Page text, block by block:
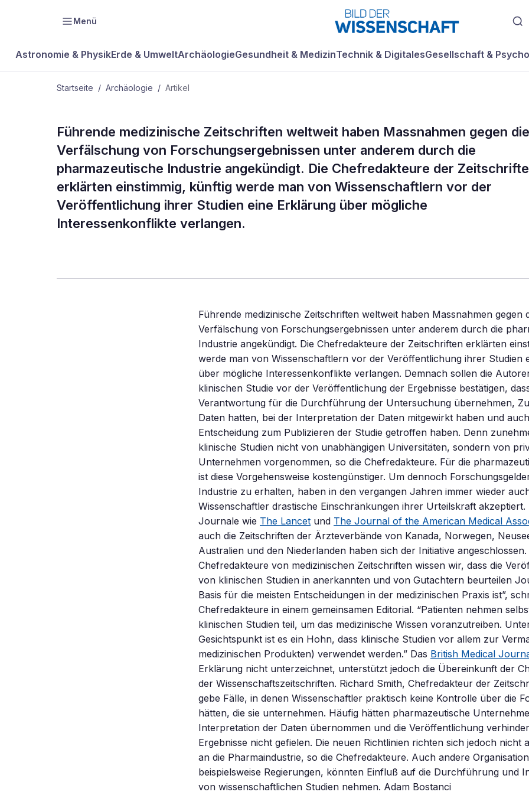
Menü
Astronomie & PhysikErde & UmweltArchäologieGesundheit & MedizinTechnik & DigitalesGesellschaft &
Startseite / Archäologie / Artikel
ARCHÄOLOGIE
Medizinische Zeitschriften
schliessen Reihen gegen
der Pharmaindustrie
Führende medizinische Zeitschriften weltweit haben Massnahmen gegen die
Verfälschung von Forschungsergebnissen unter anderem durch die
pharmazeutische Industrie angekündigt. Die Chefredakteure der
erklärten einstimmig, künftig werde man von Wissenschaftlern vor der
Veröffentlichung ihrer Studien eine Erklärung über mögliche
Interessenkonflikte verlangen.
Führende medizinische Zeitschriften weltweit haben Massnahmen gegen
Verfälschung von Forschungsergebnissen unter anderem durch die
Industrie angekündigt. Die Chefredakteure der Zeitschriften erklärten
werde man von Wissenschaftlern vor der Veröffentlichung ihrer Studien
über mögliche Interessenkonflikte verlangen. Demnach sollen die
klinischen Studie vor der Veröffentlichung der Ergebnisse bestätigen,
Verantwortung für die Durchführung der Untersuchung übernehmen,
Daten hatten, bei der Interpretation der Daten mitgewirkt haben und
Entscheidung zum Publizieren der Studie getroffen haben. Denn
klinische Studien nicht von unabhängigen Universitäten, sondern von
Unternehmen vorgenommen, so die Chefredakteure. Für die
ist diese Vorgehensweise kostengünstiger. Um dennoch
Industrie zu erhalten, haben in den vergangen Jahren immer wieder
Wissenschaftler drastische Einschränkungen ihrer Urteilskraft akzeptiert.
Journale wie The Lancet und The Journal of the American Medical
auch die Zeitschriften der Ärzteverbände von Kanada, Norwegen,
Australien und den Niederlanden haben sich der Initiative angeschlossen.
Chefredakteure von medizinischen Zeitschriften wissen wir, dass die
von klinischen Studien in anerkannten und von Gutachtern beurteilen
Basis für die meisten Entscheidungen in der medizinischen Praxis ist”,
Chefredakteure in einem gemeinsamen Editorial. “Patienten nehmen
klinischen Studien teil, um das medizinische Wissen voranzutreiben.
Gesichtspunkt ist es ein Hohn, dass klinische Studien vor allem zur
medizinischen Produkten) verwendet werden.” Das British Medical
Erklärung nicht unterzeichnet, unterstützt jedoch die Übereinkunft der
der Wissenschaftszeitschriften. Richard Smith, Chefredakteur der
gebe Fälle, in denen Wissenschaftler praktisch keine Kontrolle über die
hätten, die sie unternehmen. Häufig hätten pharmazeutische
Interpretation der Daten übernommen und die Veröffentlichung
Ergebnisse nicht gefielen. Die neuen Richtlinien richten sich jedoch nicht
an die Pharmaindustrie, so die Chefredakteure. Auch andere
beispielsweise Regierungen, könnten Einfluß auf die Durchführung und
von wissenschaftlichen Studien nehmen. Adam Bostanci